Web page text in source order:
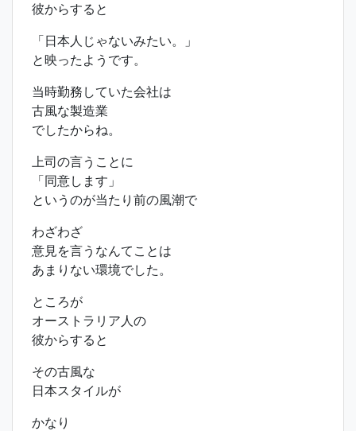
彼からすると
「日本人じゃないみたい。」
と映ったようです。
当時勤務していた会社は
古風な製造業
でしたからね。
上司の言うことに
「同意します」
というのが当たり前の風潮で
わざわざ
意見を言うなんてことは
あまりない環境でした。
ところが
オーストラリア人の
彼からすると
その古風な
日本スタイルが
かなり